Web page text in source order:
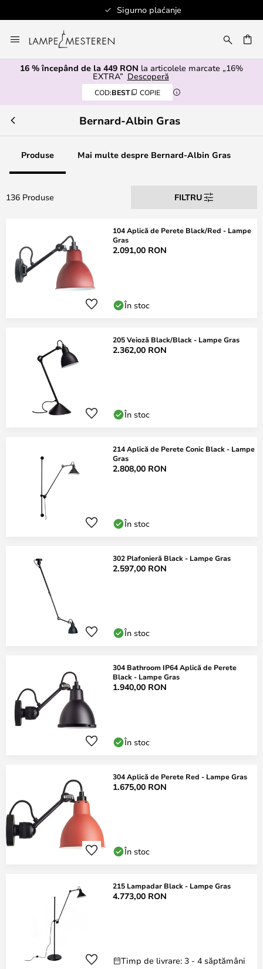
Sigurno plaćanje
la
Continut
16 % începând de la 449 RON la articolele marcate „16%
EXTRA” Descoperă
COD:BEST COPIE
Bernard-Albin Gras
Produse Mai multe despre Bernard-Albin Gras
136 Produse FILTRU
104 Aplică de Perete Black/Red - Lampe
Gras
2.091,00 RON
În stoc
205 Veioză Black/Black - Lampe Gras
2.362,00 RON
În stoc
214 Aplică de Perete Conic Black - Lampe
Gras
2.808,00 RON
În stoc
302 Plafonieră Black - Lampe Gras
2.597,00 RON
În stoc
304 Bathroom IP64 Aplică de Perete
Black - Lampe Gras
1.940,00 RON
În stoc
304 Aplică de Perete Red - Lampe Gras
1.675,00 RON
În stoc
215 Lampadar Black - Lampe Gras
4.773,00 RON
Timp de livrare: 3 - 4 săptămâni